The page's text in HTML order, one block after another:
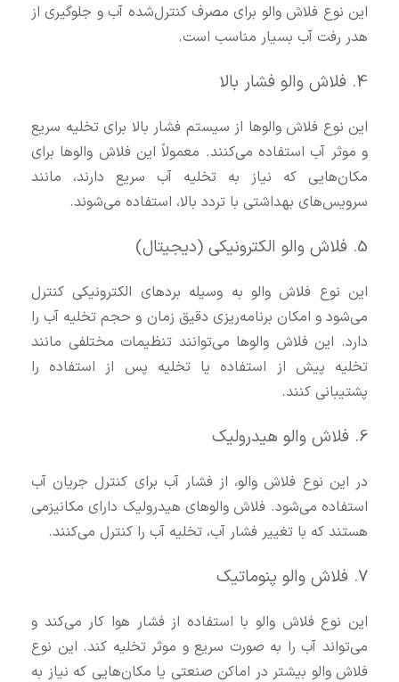
این نوع فلاش والو برای مصرف کنترل‌شده آب و جلوگیری از
هدر رفت آب بسیار مناسب است.
4. فلاش والو فشار بالا
این نوع فلاش والوها از سیستم فشار بالا برای تخلیه سریع
و موثر آب استفاده می‌کنند. معمولاً این فلاش والوها برای
مکان‌هایی که نیاز به تخلیه آب سریع دارند، مانند
سرویس‌های بهداشتی با تردد بالا، استفاده می‌شوند.
5. فلاش والو الکترونیکی (دیجیتال)
این نوع فلاش والو به وسیله بردهای الکترونیکی کنترل
می‌شود و امکان برنامه‌ریزی دقیق زمان و حجم تخلیه آب را
دارد. این فلاش والوها می‌توانند تنظیمات مختلفی مانند
تخلیه پیش از استفاده یا تخلیه پس از استفاده را
پشتیبانی کنند.
6. فلاش والو هیدرولیک
در این نوع فلاش والو، از فشار آب برای کنترل جریان آب
استفاده می‌شود. فلاش والوهای هیدرولیک دارای مکانیزمی
هستند که با تغییر فشار آب، تخلیه آب را کنترل می‌کنند.
7. فلاش والو پنوماتیک
این نوع فلاش والو با استفاده از فشار هوا کار می‌کند و
می‌تواند آب را به صورت سریع و موثر تخلیه کند. این نوع
فلاش والو بیشتر در اماکن صنعتی یا مکان‌هایی که نیاز به